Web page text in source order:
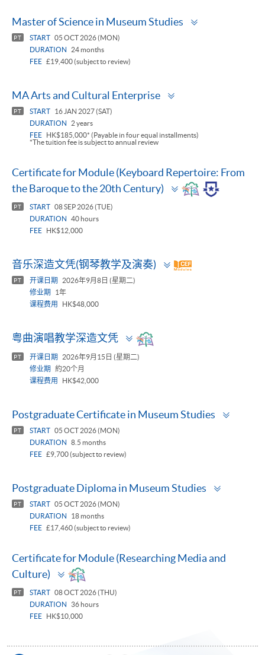
Master of Science in Museum Studies
PT START 05 OCT 2026 (MON)
DURATION
24 months
FEE £19,400 (subject to review)
MA Arts and Cultural Enterprise
PT START
16 JAN 2027 (SAT)
DURATION
2 years
FEE
HK$185,000* (Payable in four equal installments)
*The tuition fee is subject to annual review
Certificate for Module (Keyboard Repertoire: From
the Baroque to the 20th Century)
Toggle
panel
PT START 08 SEP 2026 (TUE)
DURATION
40 hours
FEE
HK$12,000
音乐深造文凭(钢琴教学及演奏)
Toggle
panel
PT 开课日期
2026年9月8日 (星期二)
修业期
1年
课程费用
HK$48,000
粤曲演唱教学深造文凭
Toggle
panel
PT 开课日期
2026年9月15日 (星期二)
修业期
約20个月
课程费用
HK$42,000
Postgraduate Certificate in Museum Studies
PT START 05 OCT 2026 (MON)
DURATION
8.5 months
FEE £9,700 (subject to review)
Postgraduate Diploma in Museum Studies
PT START 05 OCT 2026 (MON)
DURATION
18 months
FEE £17,460 (subject to review)
Certificate for Module (Researching Media and
Culture)
Toggle
panel
PT START 08 OCT 2026 (THU)
DURATION
36 hours
FEE
HK$10,000